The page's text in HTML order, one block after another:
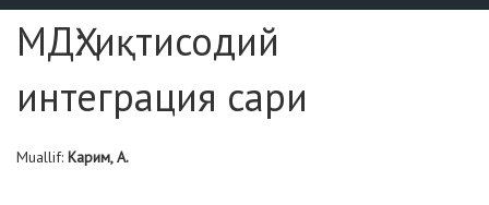
МДҲ: иқтисодий
интеграция сари
Muallif: Карим, А.